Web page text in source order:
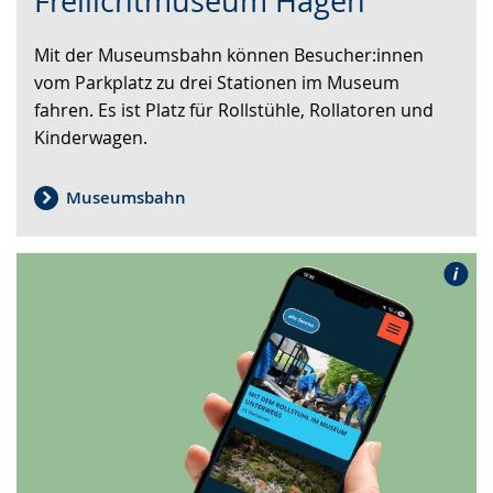
wechseln.
Deutscher
Gebärdensprache
wird
angezeigt.
Mit der Museumsbahn können Besucher:innen
vom Parkplatz zu drei Stationen im Museum
fahren. Es ist Platz für Rollstühle, Rollatoren und
Kinderwagen.
Museumsbahn